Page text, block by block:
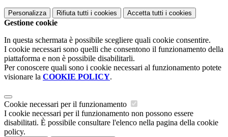
Personalizza Rifiuta tutti i cookies Accetta tutti i cookies
Gestione cookie
In questa schermata è possibile scegliere quali cookie consentire.
I cookie necessari sono quelli che consentono il funzionamento della
piattaforma e non è possibile disabilitarli.
Per conoscere quali sono i cookie necessari al funzionamento potete
visionare la COOKIE POLICY.
Cookie necessari per il funzionamento
I cookie necessari per il funzionamento non possono essere
disabilitati. È possibile consultare l'elenco nella pagina della cookie
policy.